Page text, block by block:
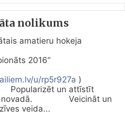
nolikums
amatieru hokeja
2016”
u/rp5r927a )
Veicināt un
veida...